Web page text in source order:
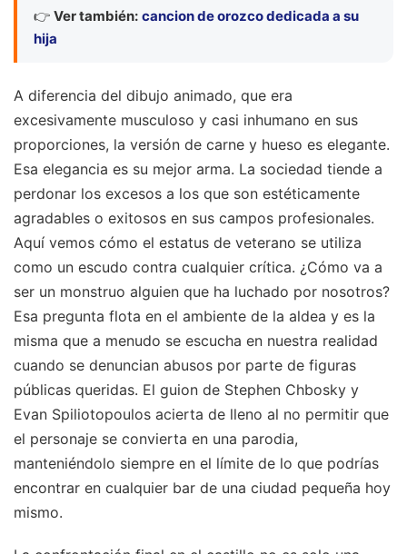
👉 Ver también: cancion de orozco dedicada a su
hija
A diferencia del dibujo animado, que era
excesivamente musculoso y casi inhumano en sus
proporciones, la versión de carne y hueso es elegante.
Esa elegancia es su mejor arma. La sociedad tiende a
perdonar los excesos a los que son estéticamente
agradables o exitosos en sus campos profesionales.
Aquí vemos cómo el estatus de veterano se utiliza
como un escudo contra cualquier crítica. ¿Cómo va a
ser un monstruo alguien que ha luchado por nosotros?
Esa pregunta flota en el ambiente de la aldea y es la
misma que a menudo se escucha en nuestra realidad
cuando se denuncian abusos por parte de figuras
públicas queridas. El guion de Stephen Chbosky y
Evan Spiliotopoulos acierta de lleno al no permitir que
el personaje se convierta en una parodia,
manteniéndolo siempre en el límite de lo que podrías
encontrar en cualquier bar de una ciudad pequeña hoy
mismo.